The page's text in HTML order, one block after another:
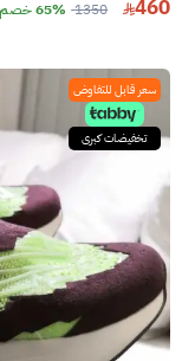
460
1350 65% خصم
سعر قابل للتفاوض
تخفيضات كبرى